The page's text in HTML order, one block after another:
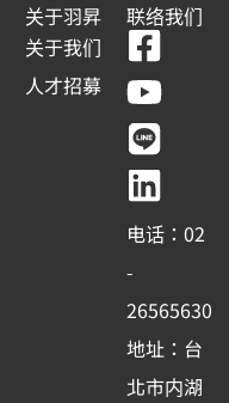
关于羽昇
关于我们
人才招募
联络我们
F
a
c
e
b
o
o
k
-
s
Y
o
u
t
u
b
e
L
i
n
e
L
i
n
k
e
d
i
n
电话：02
-
26565630
地址：台
北市内湖